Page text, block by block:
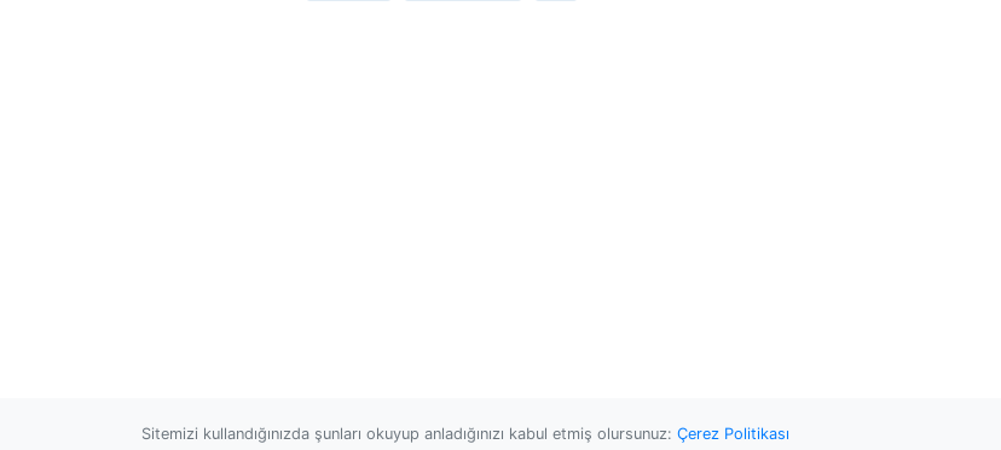
Sitemizi kullandığınızda şunları okuyup anladığınızı kabul etmiş olursunuz: Çerez Politikası